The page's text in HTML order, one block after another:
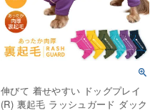
伸びて 着せやすい ドッグプレイ
(R) 裏起毛 ラッシュガード ダック